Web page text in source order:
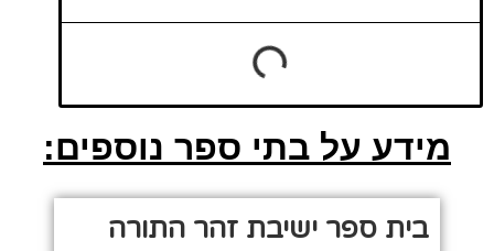
מידע על בתי ספר נוספים:
בית ספר ישיבת זהר התורה